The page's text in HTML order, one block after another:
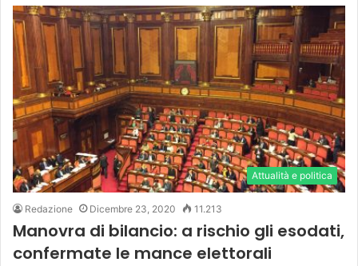
Attualità e politica
Redazione Dicembre 23, 2020 11.213
Manovra di bilancio: a rischio gli esodati,
confermate le mance elettorali